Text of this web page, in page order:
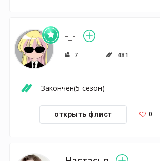
-_-
7 481
Закончен(5 сезон)
открыть флист 0